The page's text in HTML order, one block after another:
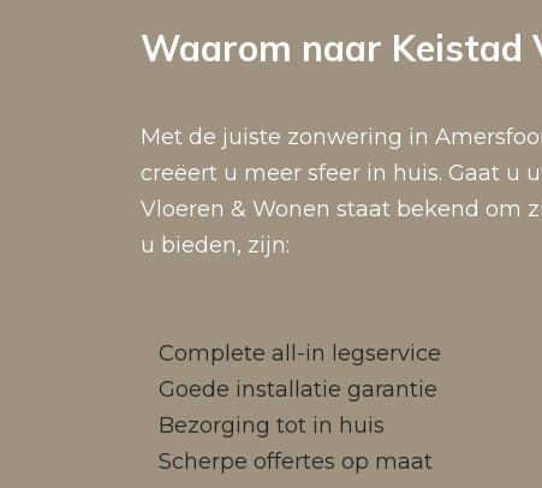
Waarom naar Keistad
Met de juiste zonwering in
creëert u meer sfeer in huis. Gaat u
Vloeren & Wonen staat bekend om
u bieden, zijn:
Complete all-in legservice
Goede installatie garantie
Bezorging tot in huis
Scherpe offertes op maat